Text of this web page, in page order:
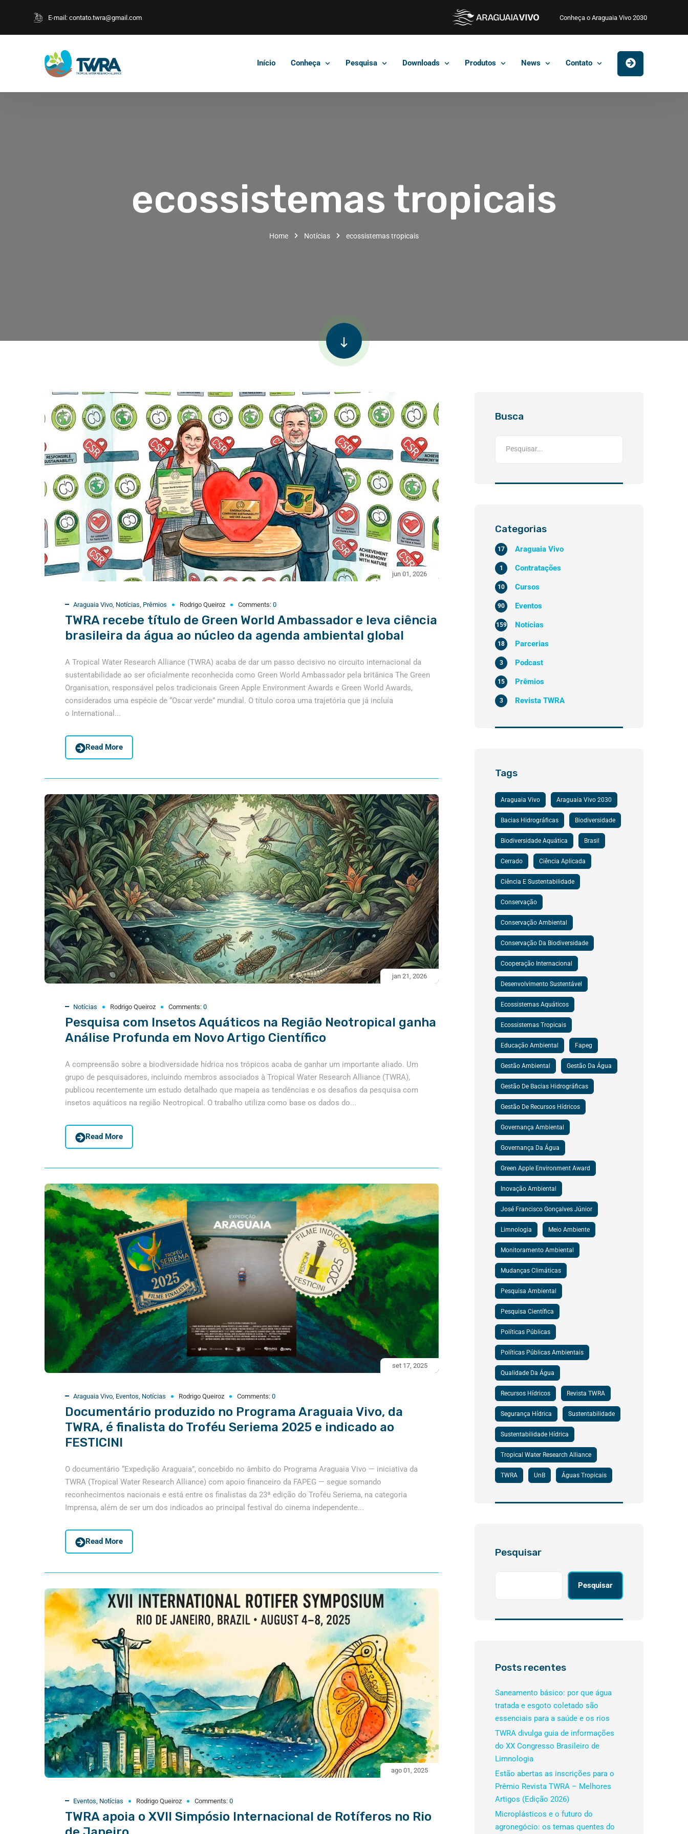
E-mail: contato.twra@gmail.com Conheça o Araguaia Vivo 2030
Início Conheça Pesquisa Downloads Produtos News Contato
ecossistemas tropicais
Home Notícias ecossistemas tropicais
jun 01, 2026
Araguaia Vivo, Notícias, Prêmios Rodrigo Queiroz Comments: 0
TWRA recebe título de Green World Ambassador e leva ciência
brasileira da água ao núcleo da agenda ambiental global
A Tropical Water Research Alliance (TWRA) acaba de dar um passo decisivo no circuito internacional da
sustentabilidade ao ser oficialmente reconhecida como Green World Ambassador pela britânica The Green
Organisation, responsável pelos tradicionais Green Apple Environment Awards e Green World Awards,
considerados uma espécie de “Oscar verde” mundial. O título coroa uma trajetória que já incluía
o International...
Read More
jan 21, 2026
Notícias Rodrigo Queiroz Comments: 0
Pesquisa com Insetos Aquáticos na Região Neotropical ganha
Análise Profunda em Novo Artigo Científico
A compreensão sobre a biodiversidade hídrica nos trópicos acaba de ganhar um importante aliado. Um
grupo de pesquisadores, incluindo membros associados à Tropical Water Research Alliance (TWRA),
publicou recentemente um estudo detalhado que mapeia as tendências e os desafios da pesquisa com
insetos aquáticos na região Neotropical. O trabalho utiliza como base os dados do...
Read More
set 17, 2025
Araguaia Vivo, Eventos, Notícias Rodrigo Queiroz Comments: 0
Documentário produzido no Programa Araguaia Vivo, da
TWRA, é finalista do Troféu Seriema 2025 e indicado ao
FESTICINI
O documentário “Expedição Araguaia”, concebido no âmbito do Programa Araguaia Vivo — iniciativa da
TWRA (Tropical Water Research Alliance) com apoio financeiro da FAPEG — segue somando
reconhecimentos nacionais e está entre os finalistas da 23ª edição do Troféu Seriema, na categoria
Imprensa, além de ser um dos indicados ao principal festival do cinema independente...
Read More
ago 01, 2025
Eventos, Notícias Rodrigo Queiroz Comments: 0
TWRA apoia o XVII Simpósio Internacional de Rotíferos no Rio
Busca
Categorias
Araguaia Vivo
17
Contratações
1
Cursos
10
Eventos
90
Notícias
159
Parcerias
18
Podcast
3
Prêmios
15
Revista TWRA
3
Tags
Araguaia Vivo Araguaia Vivo 2030
Bacias Hidrográficas Biodiversidade
Biodiversidade Aquática Brasil
Cerrado Ciência Aplicada
Ciência E Sustentabilidade
Conservação
Conservação Ambiental
Conservação Da Biodiversidade
Cooperação Internacional
Desenvolvimento Sustentável
Ecossistemas Aquáticos
Ecossistemas Tropicais
Educação Ambiental Fapeg
Gestão Ambiental Gestão Da Água
Gestão De Bacias Hidrográficas
Gestão De Recursos Hídricos
Governança Ambiental
Governança Da Água
Green Apple Environment Award
Inovação Ambiental
José Francisco Gonçalves Júnior
Limnologia Meio Ambiente
Monitoramento Ambiental
Mudanças Climáticas
Pesquisa Ambiental
Pesquisa Científica
Políticas Públicas
Políticas Públicas Ambientais
Qualidade Da Água
Recursos Hídricos Revista TWRA
Segurança Hídrica Sustentabilidade
Sustentabilidade Hídrica
Tropical Water Research Alliance
TWRA UnB Águas Tropicais
Pesquisar
Pesquisar
Posts recentes
Saneamento básico: por que água
tratada e esgoto coletado são
essenciais para a saúde e os rios
TWRA divulga guia de informações
do XX Congresso Brasileiro de
Limnologia
Estão abertas as inscrições para o
Prêmio Revista TWRA – Melhores
Artigos (Edição 2026)
Microplásticos e o futuro do
agronegócio: os temas quentes do